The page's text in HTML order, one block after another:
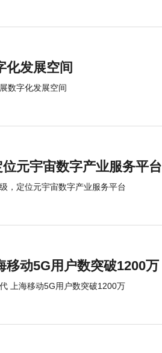
化发展空间
数字化发展空间
元宇宙数字产业服务平台
，定位元宇宙数字产业服务平台
移动5G用户数突破1200万
上海移动5G用户数突破1200万